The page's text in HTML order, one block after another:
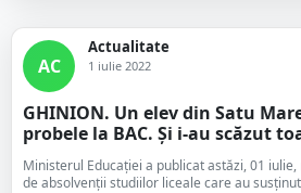
AC
Actualitate
1 iulie 2022
GHINION. Un elev din Satu
probele la BAC. Și i-au scăzut
Ministerul Educației a publicat astăzi, 01
de absolvenții studiilor liceale care au